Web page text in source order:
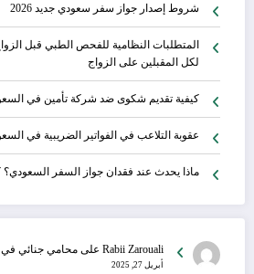
شروط إصدار جواز سفر سعودي جديد 2026
المتطلبات النظامية للفحص الطبي قبل
لكل المقبلين على الزواج
كيفية تقديم شكوى ضد شركة تأمين في
عقوبة التلاعب في الفواتير الضريبية في
ماذا يحدث عند فقدان جواز السفر
Rabii Zarouali على محامي جنائي في
أبريل 27, 2025